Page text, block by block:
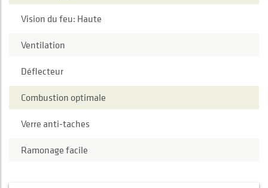
Vision du feu: Haute
Ventilation
Déflecteur
Combustion optimale
Verre anti-taches
Ramonage facile